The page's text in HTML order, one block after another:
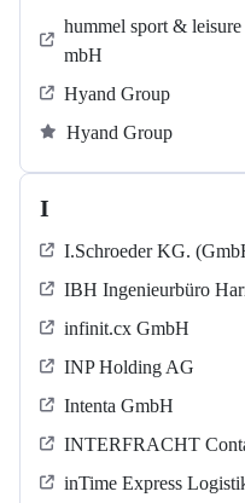
hummel sport & leisure
mbH
Hyand Group
Hyand Group
I
I.Schroeder KG.
IBH Ingenieurbüro
infinit.cx GmbH
INP Holding AG
Intenta GmbH
INTERFRACHT
inTime Express